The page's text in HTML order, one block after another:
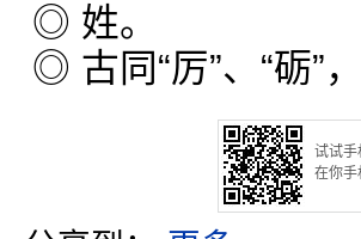
◎ 姓。
◎ 古同“厉”、“砺”
试试手
在你手